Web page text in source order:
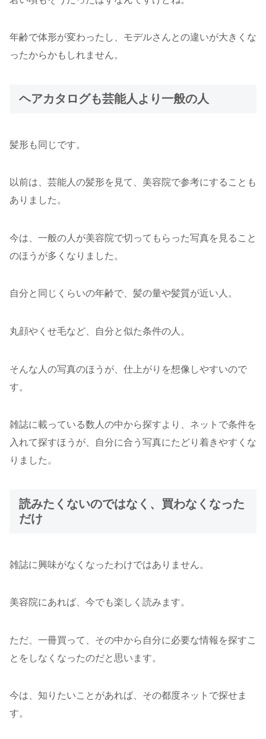
年齢で体形が変わったし、モデルさんとの違いが大きくな
ったからかもしれません。
ヘアカタログも芸能人より一般の人
髪形も同じです。
以前は、芸能人の髪形を見て、美容院で参考にすることも
ありました。
今は、一般の人が美容院で切ってもらった写真を見ること
のほうが多くなりました。
自分と同じくらいの年齢で、髪の量や髪質が近い人。
丸顔やくせ毛など、自分と似た条件の人。
そんな人の写真のほうが、仕上がりを想像しやすいので
す。
雑誌に載っている数人の中から探すより、ネットで条件を
入れて探すほうが、自分に合う写真にたどり着きやすくな
りました。
読みたくないのではなく、買わなくなった
だけ
雑誌に興味がなくなったわけではありません。
美容院にあれば、今でも楽しく読みます。
ただ、一冊買って、その中から自分に必要な情報を探すこ
とをしなくなったのだと思います。
今は、知りたいことがあれば、その都度ネットで探せま
す。